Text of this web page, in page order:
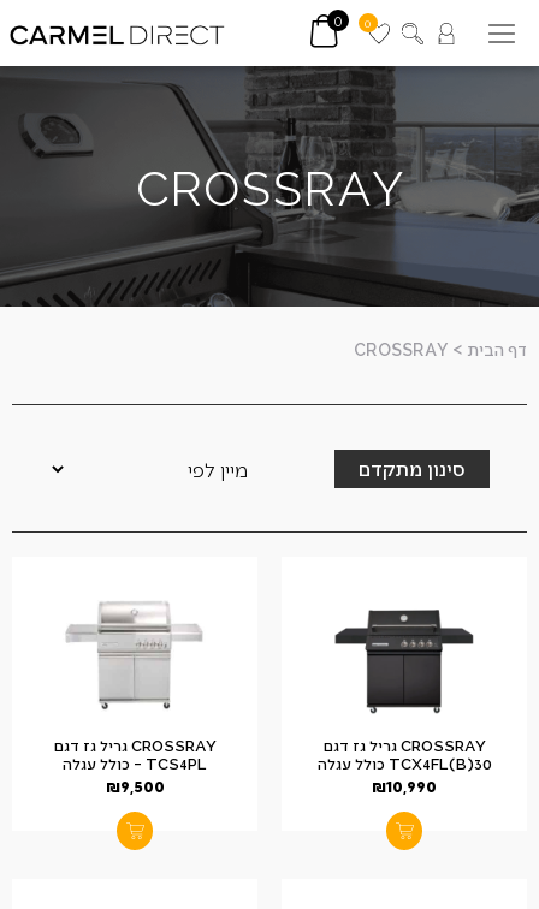
0
0
CROSSRAY
דף הבית >
CROSSRAY
סינון מתקדם
CROSSRAY גריל גז דגם
TCX4FL(B)30 כולל עגלה
₪10,990
CROSSRAY גריל גז דגם
TCS4PL – כולל עגלה
₪9,500